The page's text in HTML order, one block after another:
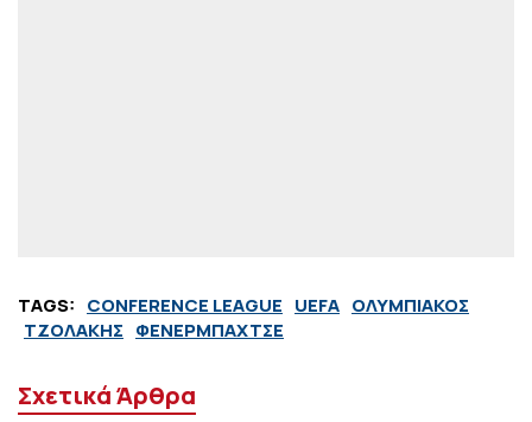
TAGS: CONFERENCE LEAGUE UEFA ΟΛΥΜΠΙΑΚΟΣ
ΤΖΟΛΑΚΗΣ ΦΕΝΕΡΜΠΑΧΤΣΕ
Σχετικά Άρθρα